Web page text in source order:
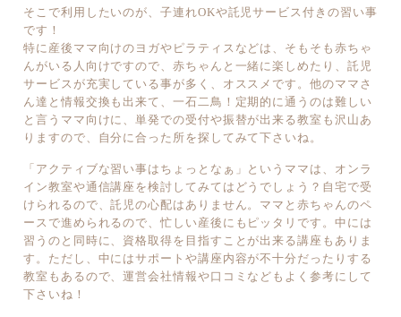
そこで利用したいのが、子連れOKや託児サービス付きの習い事
です！
特に産後ママ向けのヨガやピラティスなどは、そもそも赤ちゃ
んがいる人向けですので、赤ちゃんと一緒に楽しめたり、託児
サービスが充実している事が多く、オススメです。他のママさ
ん達と情報交換も出来て、一石二鳥！定期的に通うのは難しい
と言うママ向けに、単発での受付や振替が出来る教室も沢山あ
りますので、自分に合った所を探してみて下さいね。
「アクティブな習い事はちょっとなぁ」というママは、オンラ
イン教室や通信講座を検討してみてはどうでしょう？自宅で受
けられるので、託児の心配はありません。ママと赤ちゃんのペ
ースで進められるので、忙しい産後にもピッタリです。中には
習うのと同時に、資格取得を目指すことが出来る講座もありま
す。ただし、中にはサポートや講座内容が不十分だったりする
教室もあるので、運営会社情報や口コミなどもよく参考にして
下さいね！